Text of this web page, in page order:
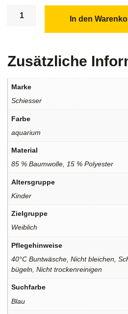
In den
Zusätzliche
Marke
Schiesser
Farbe
aquarium
Material
85 % Baumwolle, 15 % Polyester
Altersgruppe
Kinder
Zielgruppe
Weiblich
Pflegehinweise
40°C Buntwäsche, Nicht bleichen,
bügeln, Nicht trockenreinigen
Suchfarbe
Blau